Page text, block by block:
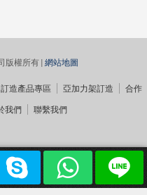
版權所有 | 網站地圖
訂造產品專區 亞加力架訂造
合作
我們 聯繫我們